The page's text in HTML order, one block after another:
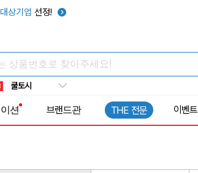
상기업 선정!
키캡
쿨토시
넥쿨러
타포린가방
션 브랜드관 THE 전문 이벤트